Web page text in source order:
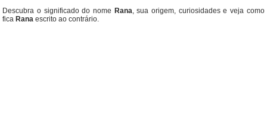
Descubra o significado do nome Rana, sua origem, curiosidades e veja como
fica Rana escrito ao contrário.